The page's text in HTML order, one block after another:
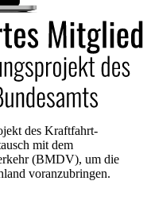
des Kraftfahrt-
mit dem
(BMDV), um die
voranzubringen.